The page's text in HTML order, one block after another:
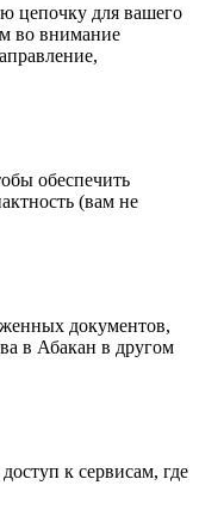
цепочку для вашего
во внимание
обеспечить
(вам не
документов,
в Абакан в другом
к сервисам, где